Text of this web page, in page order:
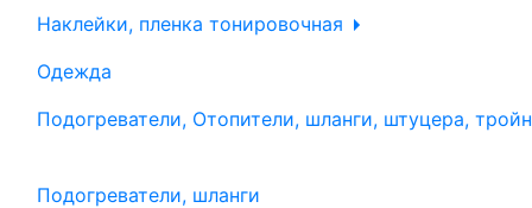
Наклейки, пленка тонировочная
Одежда
Подогреватели, Отопители, шланги, штуцера,
Подогреватели, шланги